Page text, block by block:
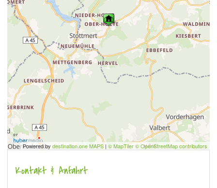
Powered by destination.one MAPS| © MapTiler © OpenStreetMap contributors
Kontakt & Anfahrt